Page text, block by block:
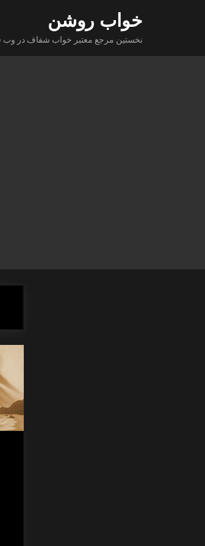
خواب روشن
نخستین مرجع معتبر خواب شفاف در